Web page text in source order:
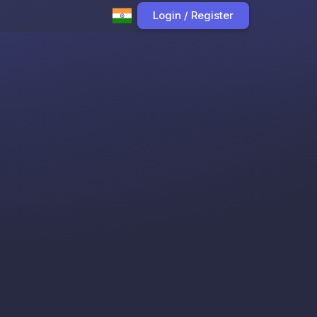
Login / Register